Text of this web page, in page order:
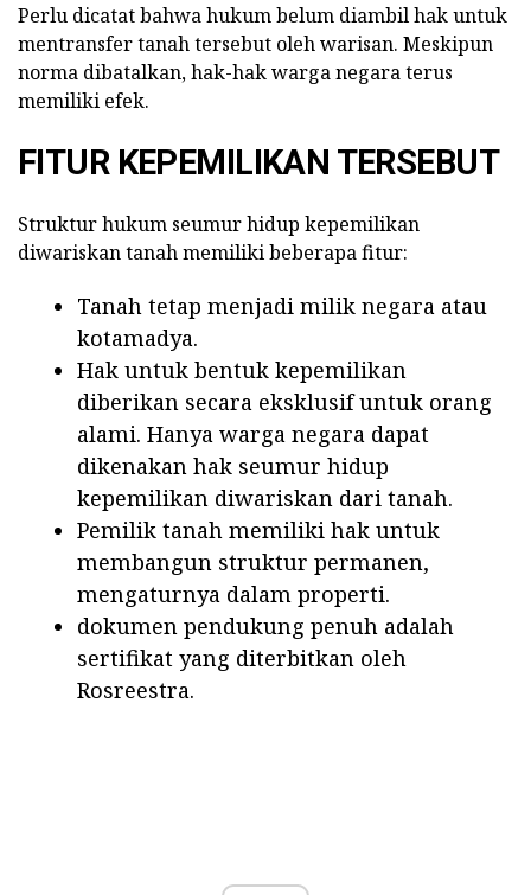
Perlu dicatat bahwa hukum belum diambil hak untuk
mentransfer tanah tersebut oleh warisan. Meskipun
norma dibatalkan, hak-hak warga negara terus
memiliki efek.
FITUR KEPEMILIKAN TERSEBUT
Struktur hukum seumur hidup kepemilikan
diwariskan tanah memiliki beberapa fitur:
Tanah tetap menjadi milik negara atau
kotamadya.
Hak untuk bentuk kepemilikan
diberikan secara eksklusif untuk orang
alami. Hanya warga negara dapat
dikenakan hak seumur hidup
kepemilikan diwariskan dari tanah.
Pemilik tanah memiliki hak untuk
membangun struktur permanen,
mengaturnya dalam properti.
dokumen pendukung penuh adalah
sertifikat yang diterbitkan oleh
Rosreestra.